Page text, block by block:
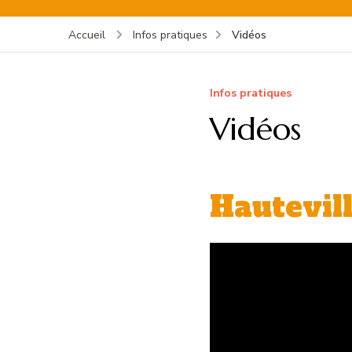
Accueil Infos pratiques Vidéos
Infos pratiques
Vidéos